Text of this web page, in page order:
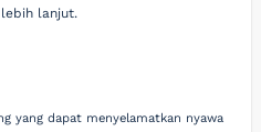
lanjut.
yang dapat menyelamatkan nyawa